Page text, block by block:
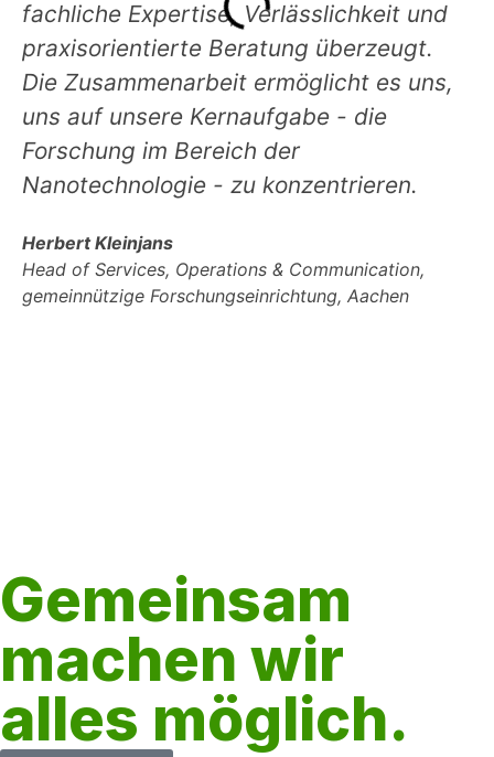
fachliche Expertise, Verlässlichkeit und
praxisorientierte Beratung überzeugt.
Die Zusammenarbeit ermöglicht es uns,
uns auf unsere Kernaufgabe - die
Forschung im Bereich der
Nanotechnologie - zu konzentrieren.
Herbert Kleinjans
Head of Services, Operations & Communication,
gemeinnützige Forschungseinrichtung, Aachen
Gemeinsam
machen wir
alles möglich.